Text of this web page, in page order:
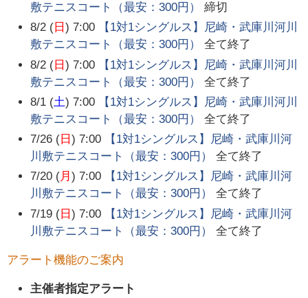
敷テニスコート（最安：300円）
締切
8/2 ( 日) 7:00
【1対1シングルス】尼崎・武庫川河川
敷テニスコート（最安：300円）
全て終了
8/2 ( 日) 7:00
【1対1シングルス】尼崎・武庫川河川
敷テニスコート（最安：300円）
全て終了
8/1 (土) 7:00
【1対1シングルス】尼崎・武庫川河川
敷テニスコート（最安：300円）
全て終了
7/26 ( 日) 7:00
【1対1シングルス】尼崎・武庫川河
川敷テニスコート（最安：300円）
全て終了
7/20 (月) 7:00
【1対1シングルス】尼崎・武庫川河
川敷テニスコート（最安：300円）
全て終了
7/19 ( 日) 7:00
【1対1シングルス】尼崎・武庫川河
川敷テニスコート（最安：300円）
全て終了
アラート機能のご案内
主催者指定アラート